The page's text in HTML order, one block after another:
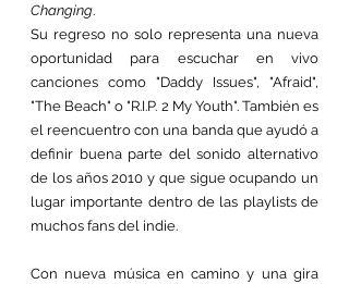
Changing.
Su regreso no solo representa una nueva
oportunidad para escuchar en vivo
canciones como "Daddy Issues", "Afraid",
"The Beach" o "R.I.P. 2 My Youth". También es
el reencuentro con una banda que ayudó a
definir buena parte del sonido alternativo
de los años 2010 y que sigue ocupando un
lugar importante dentro de las playlists de
muchos fans del indie.
Con nueva música en camino y una gira